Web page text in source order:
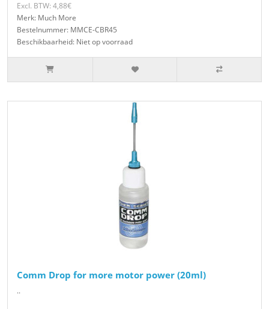
Excl. BTW: 4,88€
Merk: Much More
Bestelnummer: MMCE-CBR45
Beschikbaarheid: Niet op voorraad
Comm Drop for more motor power (20ml)
..